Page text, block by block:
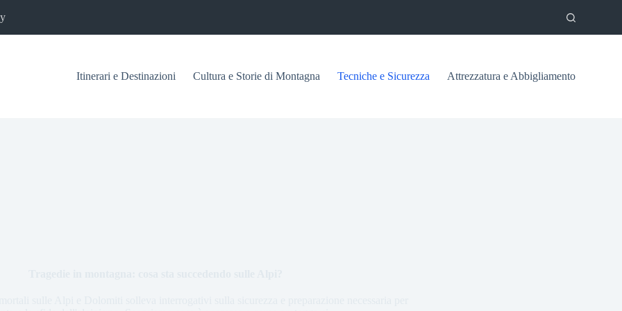
Itinerari e Destinazioni Cultura e Storie di Montagna Tecniche e Sicurezza Attrezzatura e Abbigliamento